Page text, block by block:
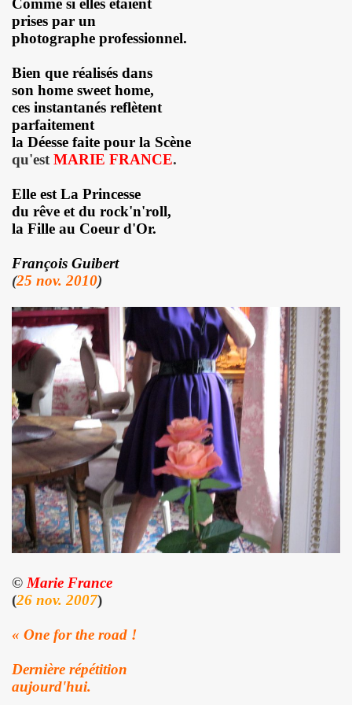
prises par un
photographe professionnel.
Bien que réalisés dans
son home sweet home,
ces instantanés reflètent
parfaitement
la Déesse faite pour la Scène
qu'est MARIE FRANCE.
Elle est La Princesse
du rêve et du rock'n'roll,
la Fille au Coeur d'Or.
François Guibert
(25 nov. 2010)
© Marie France
(26 nov. 2007)
« One for the road !
Dernière répétition
aujourd'hui.
etre la marquise des anges") : interview + discographie.
"IN&OUT FESTIVAL", du 27 avril au 1er mai 2017 a
DUVALL" par JEAN-EMMANUEL DELUXE.
& LES EXTRATERRESTRES : chronique
FRANCE dans le cadre de l'exposition "L'esprit
detaillee des reeditions remasterisees 2017 des
le 29 octobre 2016 au Trianon : compte rendu.
DUVALL", Freaksville, 2016) et CHRISSIE HYNDE
OF A GUN (JACQUES SERIS, PASCAL SAUMADE)
: ils ne se quitteront jamais", par FRANCOIS
DUVALL" (realise par Benjamin Schoos et Chris
"Rallumeurs d'etoiles") le 2 juillet 2016 a DOMONT (95) :
"39 de fievre) de MARIE FRANCE ET LES
"1976-2016" le 22 avril 2016 aux RENDEZ VOUS D
chansons de JACQUES DUVALL) le 25 mars 2016 a l
Berlin" et "Sphynx") le 18 mars 2016 a l EMB de
Modernes, album "Les visiteurs du soir" en 1981) par